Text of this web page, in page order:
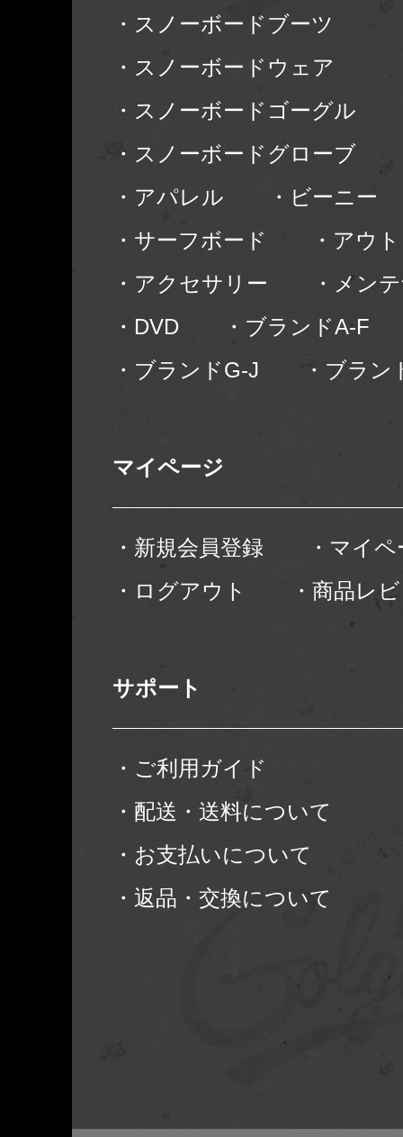
・スノーボードブーツ
・スノーボードウェア
・スノーボードゴーグル
・スノーボードグローブ
・アパレル
・ビーニー
・サーフボード
・アウ
・アクセサリー
・メン
・DVD
・ブランドA-F
・ブランドG-J
・ブラン
マイページ
・新規会員登録
・マイ
・ログアウト
・商品レ
サポート
・ご利用ガイド
・配送・送料について
・お支払いについて
・返品・交換について